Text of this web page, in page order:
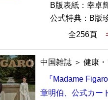
B版表紙：幸
公式特典：B版
全256頁
中国雑誌 ＞ 健康
『Madame
章明伯、公式カー